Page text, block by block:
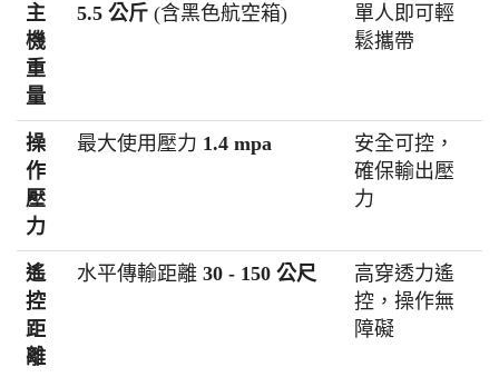
主
機
重
量
5.5 公斤 (含黑色航空箱)
單人即可輕
鬆攜帶
操
作
壓
力
最大使用壓力 1.4 mpa
安全可控，
確保輸出壓
力
遙
控
距
離
水平傳輸距離 30 - 150 公尺
高穿透力遙
控，操作無
障礙